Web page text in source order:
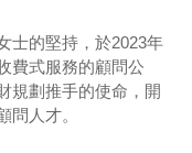
士的堅持，於2023年
費式服務的顧問公
規劃推手的使命，開
問人才。